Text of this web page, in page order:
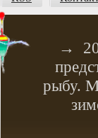
→
рыбу.